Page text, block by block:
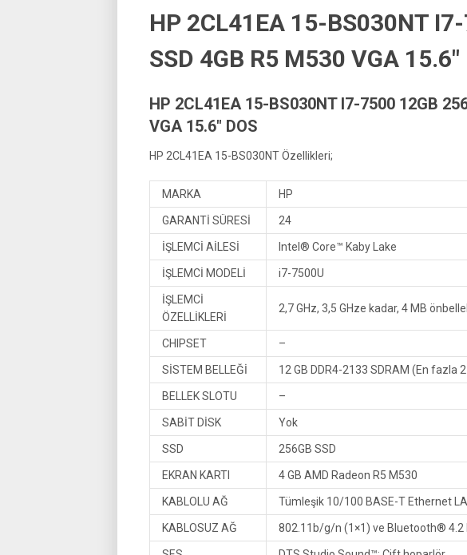
HP 2CL41EA 15-BS030NT
SSD 4GB R5 M530 VGA 15.6″
HP 2CL41EA 15-BS030NT I7-7500 12GB
VGA 15.6″ DOS
HP 2CL41EA 15-BS030NT Özellikleri;
MARKA HP
GARANTİ SÜRESİ 24
İŞLEMCİ AİLESİ Intel® Core™ Kaby Lake
İŞLEMCİ MODELİ i7-7500U
İŞLEMCİ
ÖZELLİKLERİ
2,7 GHz, 3,5 GHze kadar, 4 MB
CHIPSET –
SİSTEM BELLEĞİ 12 GB DDR4-2133 SDRAM (En fazla
BELLEK SLOTU –
SABİT DİSK Yok
SSD 256GB SSD
EKRAN KARTI 4 GB AMD Radeon R5 M530
KABLOLU AĞ Tümleşik 10/100 BASE-T Ethernet
KABLOSUZ AĞ 802.11b/g/n (1×1) ve Bluetooth® 4.2